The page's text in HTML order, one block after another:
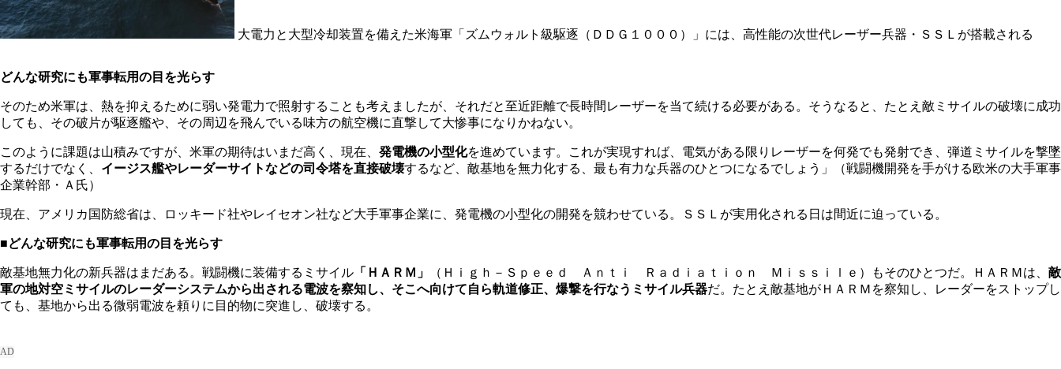
大電力と大型冷却装置を備えた米海軍「ズムウォルト級駆逐（ＤＤＧ１０００）」には、高性能の次世代レーザー兵器・ＳＳＬが搭載される
どんな研究にも軍事転用の目を光らす
そのため米軍は、熱を抑えるために弱い発電力で照射することも考えましたが、それだと至近距離で長時間レーザーを当て続ける必要がある。そうなると、たとえ敵ミサイルの破壊に成功
しても、その破片が駆逐艦や、その周辺を飛んでいる味方の航空機に直撃して大惨事になりかねない。
このように課題は山積みですが、米軍の期待はいまだ高く、現在、 発電機の小型化を進めています。これが実現すれば、電気がある限りレーザーを何発でも発射でき、弾道ミサイルを撃墜
するだけでなく、 イージス艦やレーダーサイトなどの司令塔を直接破壊するなど、敵基地を無力化する、最も有力な兵器のひとつになるでしょう」（戦闘機開発を手がける欧米の大手軍事
企業幹部・Ａ氏）
現在、アメリカ国防総省は、ロッキード社やレイセオン社など大手軍事企業に、発電機の小型化の開発を競わせている。ＳＳＬが実用化される日は間近に迫っている。
■どんな研究にも軍事転用の目を光らす
敵基地無力化の新兵器はまだある。戦闘機に装備するミサイル 「ＨＡＲＭ」 （Ｈｉｇｈ－Ｓｐｅｅｄ Ａｎｔｉ Ｒａｄｉａｔｉｏｎ Ｍｉｓｓｉｌｅ）もそのひとつだ。ＨＡＲＭは、 敵
軍の地対空ミサイルのレーダーシステムから出される電波を察知し、そこへ向けて自ら軌道修正、爆撃を行なうミサイル兵器だ。たとえ敵基地がＨＡＲＭを察知し、レーダーをストップし
ても、基地から出る微弱電波を頼りに目的物に突進し、破壊する。